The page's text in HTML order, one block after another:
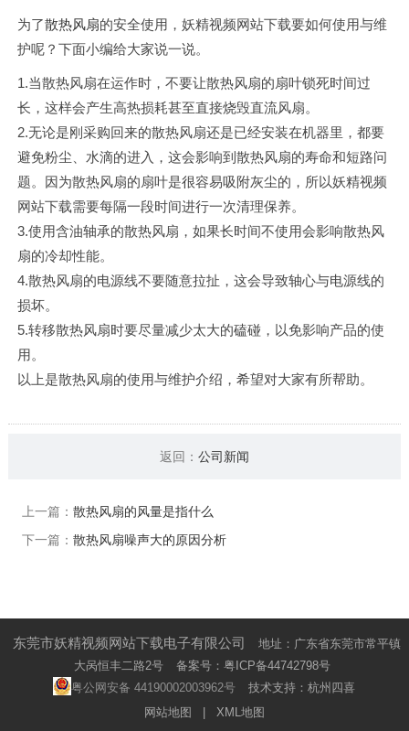
为了散热风扇的安全使用，妖精视频网站下载要如何使用与维
护呢？下面小编给大家说一说。
1.当散热风扇在运作时，不要让散热风扇的扇叶锁死时间过
长，这样会产生高热损耗甚至直接烧毁直流风扇。
2.无论是刚采购回来的散热风扇还是已经安装在机器里，都要
避免粉尘、水滴的进入，这会影响到散热风扇的寿命和短路问
题。因为散热风扇的扇叶是很容易吸附灰尘的，所以妖精视频
网站下载需要每隔一段时间进行一次清理保养。
3.使用含油轴承的散热风扇，如果长时间不使用会影响散热风
扇的冷却性能。
4.散热风扇的电源线不要随意拉扯，这会导致轴心与电源线的
损坏。
5.转移散热风扇时要尽量减少太大的磕碰，以免影响产品的使
用。
以上是散热风扇的使用与维护介绍，希望对大家有所帮助。
返回： 公司新闻
上一篇： 散热风扇的风量是指什么
下一篇： 散热风扇噪声大的原因分析
东莞市妖精视频网站下载电子有限公司
地址：广东省东莞市常平镇
大呙恒丰二路2号
备案号： 粤ICP备44742798号
粤公网安备 44190002003962号
技术支持：杭州四喜
网站地图
XML地图